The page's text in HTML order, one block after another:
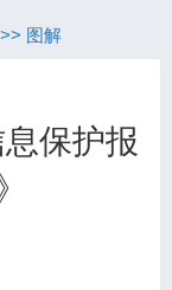
>> 图解
保护报